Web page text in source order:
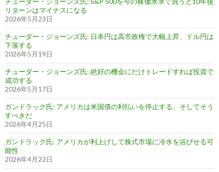
リターンはマイナスになる
2026年5月23日
チューダー・ジョーンズ氏: 日本円は高市政権で大幅上昇、ドル円は
下落する
2026年5月19日
チューダー・ジョーンズ氏: 絶好の機会にだけトレードすれば投資で
成功する
2026年5月17日
ガンドラック氏: アメリカは米国債の利払いを停止する、そしてそう
すべきだ
2026年4月25日
ガンドラック氏: アメリカが利上げして株式市場に冷水を浴びせる可
能性
2026年4月22日